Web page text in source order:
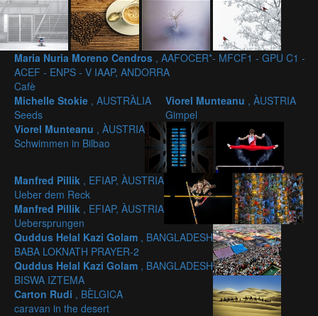
Maria Nuria Moreno Cendros , AAFOCER*- MFCF1 - GPU C1 -
ACEF - ENPS - V IAAP, ANDORRA
Cafè
Michelle Stokie , AUSTRÀLIA
Seeds
Viorel Munteanu , ÀUSTRIA
Gimpel
Viorel Munteanu , ÀUSTRIA
Schwimmen in Bilbao
Manfred Pillik , EFIAP, ÀUSTRIA
Ueber dem Reck
Manfred Pillik , EFIAP, ÀUSTRIA
Uebersprungen
Quddus Helal Kazi Golam , BANGLADESH
BABA LOKNATH PRAYER-2
Quddus Helal Kazi Golam , BANGLADESH
BISWA IZTEMA
Carton Rudi , BÈLGICA
caravan in the desert